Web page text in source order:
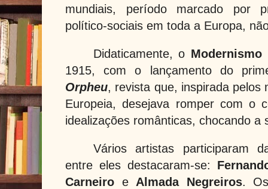
mundiais, período marcado por
político-sociais em toda a Europa,
Didaticamente, o Modernismo
1915, com o lançamento do
Orpheu, revista que, inspirada pelos
Europeia, desejava romper com o
idealizações românticas, chocando a
Vários artistas participaram
entre eles destacaram-se:
Carneiro e Almada Negreiros.